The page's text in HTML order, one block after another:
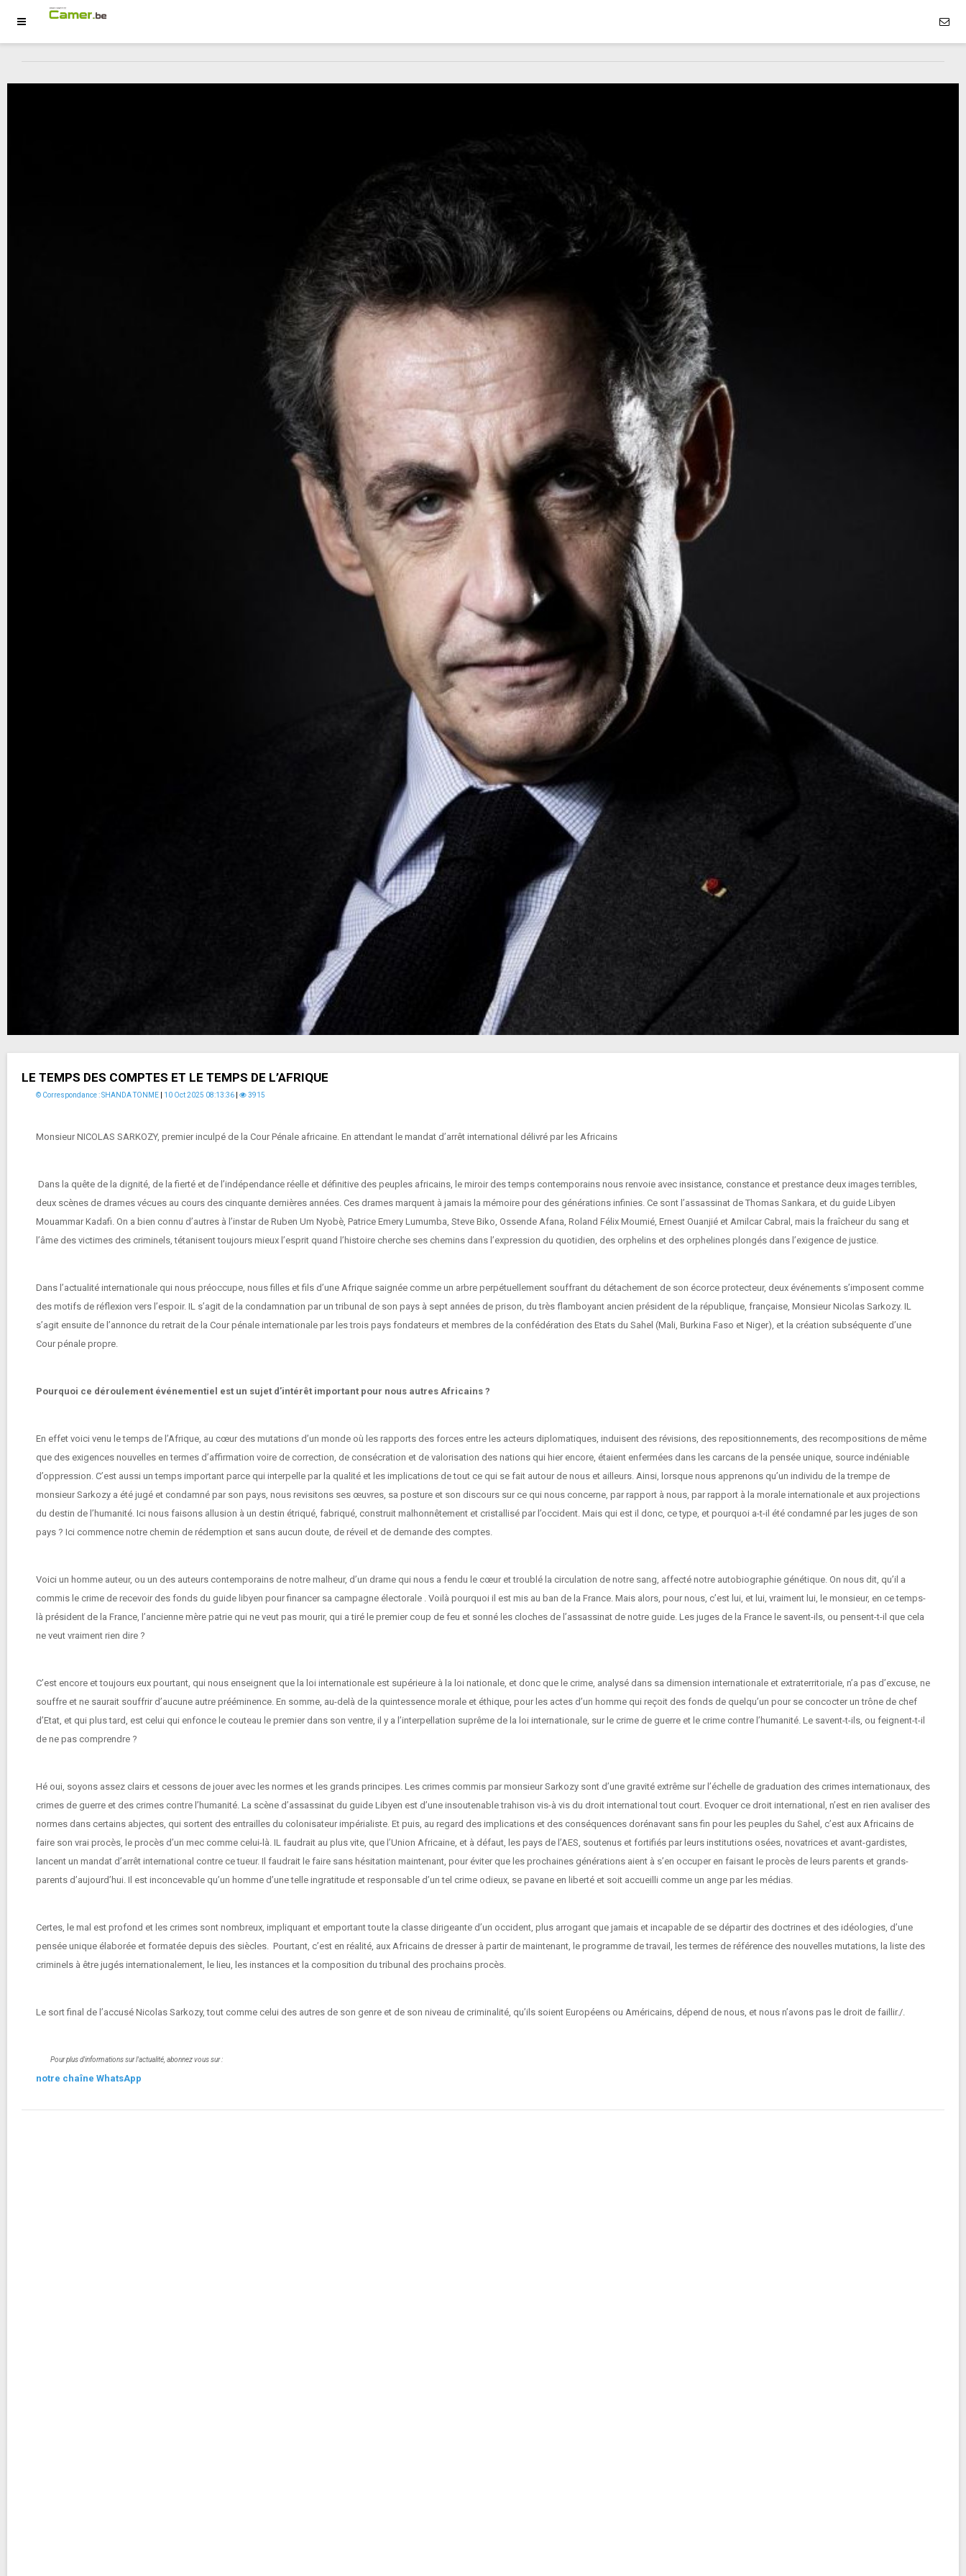
LE TEMPS DES COMPTES ET LE TEMPS DE L’AFRIQUE
© Correspondance : SHANDA TONME 10 Oct 2025 08:13:36 3915
Monsieur NICOLAS SARKOZY, premier inculpé de la Cour Pénale africaine. En attendant le mandat d’arrêt international délivré par les Africains
Dans la quête de la dignité, de la fierté et de l’indépendance réelle et définitive des peuples africains, le miroir des temps contemporains nous renvoie avec insistance, constance et prestance deux images terribles,
deux scènes de drames vécues au cours des cinquante dernières années. Ces drames marquent à jamais la mémoire pour des générations infinies. Ce sont l’assassinat de Thomas Sankara, et du guide Libyen
Mouammar Kadafi. On a bien connu d’autres à l’instar de Ruben Um Nyobè, Patrice Emery Lumumba, Steve Biko, Ossende Afana, Roland Félix Moumié, Ernest Ouanjié et Amilcar Cabral, mais la fraîcheur du sang et
l’âme des victimes des criminels, tétanisent toujours mieux l’esprit quand l’histoire cherche ses chemins dans l’expression du quotidien, des orphelins et des orphelines plongés dans l’exigence de justice.
Dans l’actualité internationale qui nous préoccupe, nous filles et fils d’une Afrique saignée comme un arbre perpétuellement souffrant du détachement de son écorce protecteur, deux événements s’imposent comme
des motifs de réflexion vers l’espoir. IL s’agit de la condamnation par un tribunal de son pays à sept années de prison, du très flamboyant ancien président de la république, française, Monsieur Nicolas Sarkozy. IL
s’agit ensuite de l’annonce du retrait de la Cour pénale internationale par les trois pays fondateurs et membres de la confédération des Etats du Sahel (Mali, Burkina Faso et Niger), et la création subséquente d’une
Cour pénale propre.
Pourquoi ce déroulement événementiel est un sujet d’intérêt important pour nous autres Africains ?
En effet voici venu le temps de l’Afrique, au cœur des mutations d’un monde où les rapports des forces entre les acteurs diplomatiques, induisent des révisions, des repositionnements, des recompositions de même
que des exigences nouvelles en termes d’affirmation voire de correction, de consécration et de valorisation des nations qui hier encore, étaient enfermées dans les carcans de la pensée unique, source indéniable
d’oppression. C’est aussi un temps important parce qui interpelle par la qualité et les implications de tout ce qui se fait autour de nous et ailleurs. Ainsi, lorsque nous apprenons qu’un individu de la trempe de
monsieur Sarkozy a été jugé et condamné par son pays, nous revisitons ses œuvres, sa posture et son discours sur ce qui nous concerne, par rapport à nous, par rapport à la morale internationale et aux projections
du destin de l’humanité. Ici nous faisons allusion à un destin étriqué, fabriqué, construit malhonnêtement et cristallisé par l’occident. Mais qui est il donc, ce type, et pourquoi a-t-il été condamné par les juges de son
pays ? Ici commence notre chemin de rédemption et sans aucun doute, de réveil et de demande des comptes.
Voici un homme auteur, ou un des auteurs contemporains de notre malheur, d’un drame qui nous a fendu le cœur et troublé la circulation de notre sang, affecté notre autobiographie génétique. On nous dit, qu’il a
commis le crime de recevoir des fonds du guide libyen pour financer sa campagne électorale . Voilà pourquoi il est mis au ban de la France. Mais alors, pour nous, c’est lui, et lui, vraiment lui, le monsieur, en ce temps-
là président de la France, l’ancienne mère patrie qui ne veut pas mourir, qui a tiré le premier coup de feu et sonné les cloches de l’assassinat de notre guide. Les juges de la France le savent-ils, ou pensent-t-il que cela
ne veut vraiment rien dire ?
C’est encore et toujours eux pourtant, qui nous enseignent que la loi internationale est supérieure à la loi nationale, et donc que le crime, analysé dans sa dimension internationale et extraterritoriale, n’a pas d’excuse, ne
souffre et ne saurait souffrir d’aucune autre prééminence. En somme, au-delà de la quintessence morale et éthique, pour les actes d’un homme qui reçoit des fonds de quelqu’un pour se concocter un trône de chef
d’Etat, et qui plus tard, est celui qui enfonce le couteau le premier dans son ventre, il y a l’interpellation suprême de la loi internationale, sur le crime de guerre et le crime contre l’humanité. Le savent-t-ils, ou feignent-t-il
de ne pas comprendre ?
Hé oui, soyons assez clairs et cessons de jouer avec les normes et les grands principes. Les crimes commis par monsieur Sarkozy sont d’une gravité extrême sur l’échelle de graduation des crimes internationaux, des
crimes de guerre et des crimes contre l’humanité. La scène d’assassinat du guide Libyen est d’une insoutenable trahison vis-à vis du droit international tout court. Evoquer ce droit international, n’est en rien avaliser des
normes dans certains abjectes, qui sortent des entrailles du colonisateur impérialiste. Et puis, au regard des implications et des conséquences dorénavant sans fin pour les peuples du Sahel, c’est aux Africains de
faire son vrai procès, le procès d’un mec comme celui-là. IL faudrait au plus vite, que l’Union Africaine, et à défaut, les pays de l’AES, soutenus et fortifiés par leurs institutions osées, novatrices et avant-gardistes,
lancent un mandat d’arrêt international contre ce tueur. Il faudrait le faire sans hésitation maintenant, pour éviter que les prochaines générations aient à s’en occuper en faisant le procès de leurs parents et grands-
parents d’aujourd’hui. Il est inconcevable qu’un homme d’une telle ingratitude et responsable d’un tel crime odieux, se pavane en liberté et soit accueilli comme un ange par les médias.
Certes, le mal est profond et les crimes sont nombreux, impliquant et emportant toute la classe dirigeante d’un occident, plus arrogant que jamais et incapable de se départir des doctrines et des idéologies, d’une
pensée unique élaborée et formatée depuis des siècles. Pourtant, c’est en réalité, aux Africains de dresser à partir de maintenant, le programme de travail, les termes de référence des nouvelles mutations, la liste des
criminels à être jugés internationalement, le lieu, les instances et la composition du tribunal des prochains procès.
Le sort final de l’accusé Nicolas Sarkozy, tout comme celui des autres de son genre et de son niveau de criminalité, qu’ils soient Européens ou Américains, dépend de nous, et nous n’avons pas le droit de faillir./.
Pour plus d'informations sur l'actualité, abonnez vous sur :
notre chaîne WhatsApp